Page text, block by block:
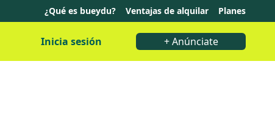
¿Qué es bueydu? Ventajas de alquilar Planes
Inicia sesión + Anúnciate